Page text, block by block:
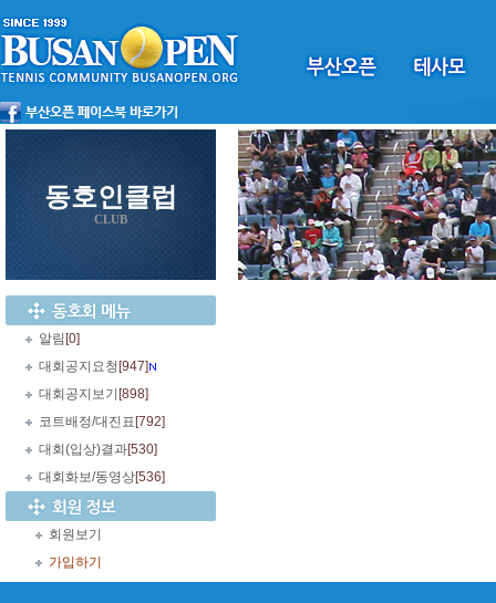
동호인클럽
CLUB
알림 [0]
대회공지요청 [947]
대회공지보기 [898]
코트배정/대진표 [792]
대회(입상)결과[530]
대회화보/동영상[536]
회원보기
가입하기